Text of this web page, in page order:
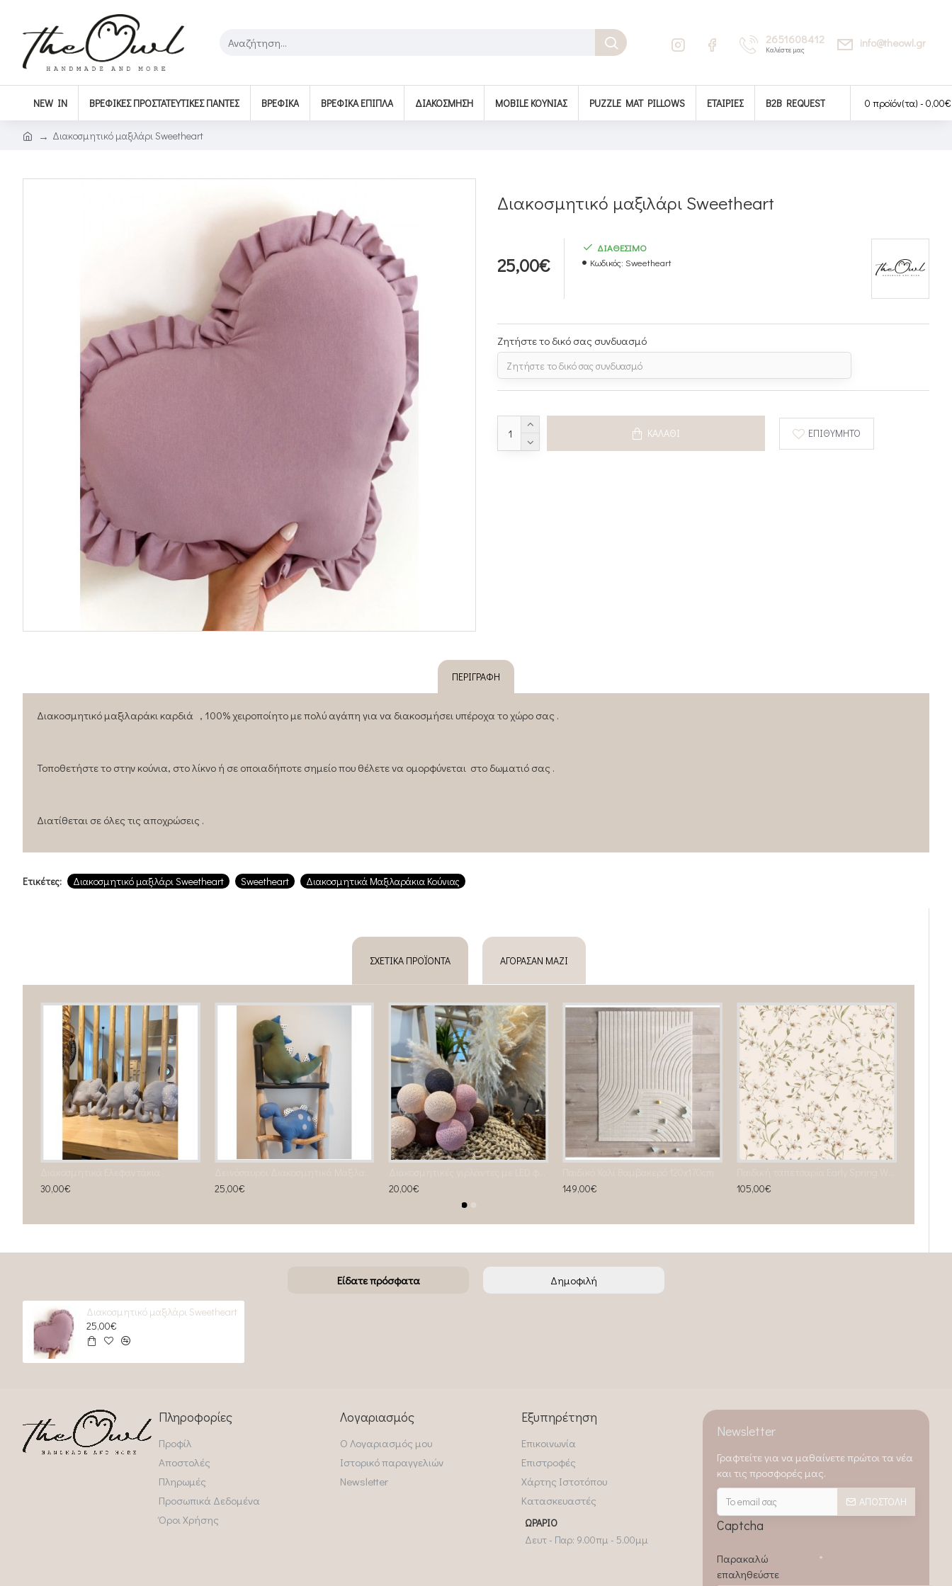
2651608412
Καλέστε μας
info@theowl.gr
NEW IN ΒΡΕΦΙΚΈΣ ΠΡΟΣΤΑΤΕΥΤΙΚΈΣ ΠΆΝΤΕΣ ΒΡΕΦΙΚΆ BΡΕΦΙΚΆ ΈΠΙΠΛΑ ΔΙΑΚΌΣΜΗΣΗ MOBILE ΚΟΎΝΙΑΣ PUZZLE MAT PILLOWS ΕΤΑΙΡΊΕΣ B2B REQUEST 0 προϊόν(τα) - 0,00€
Διακοσμητικό μαξιλάρι Sweetheart
Διακοσμητικό μαξιλάρι Sweetheart
25,00€
ΔΙΑΘΕΣΙΜΟ
Κωδικός: Sweetheart
Ζητήστε το δικό σας συνδυασμό
ΚΑΛΆΘΙ ΕΠΙΘΥΜΗΤΌ
ΠΕΡΙΓΡΑΦΉ
Διακοσμητικό μαξιλαράκι καρδιά , 100% χειροποίητο με πολύ αγάπη για να διακοσμήσει υπέροχα το χώρο σας .
Τοποθετήστε το στην κούνια, στο λίκνο ή σε οποιαδήποτε σημείο που θέλετε να ομορφύνεται στο δωματιό σας .
Διατίθεται σε όλες τις αποχρώσεις .
Ετικέτες: Διακοσμητικό μαξιλάρι Sweetheart Sweetheart Διακοσμητικά Μαξιλαράκια Κούνιας
ΣΧΕΤΙΚΆ ΠΡΟΪΌΝΤΑ ΑΓΌΡΑΣΑΝ ΜΑΖΊ
30,00€
25,00€
20,00€
149,00€
105,00€
Είδατε πρόσφατα Δημοφιλή
Διακοσμητικό μαξιλάρι Sweetheart
25,00€
Πληροφορίες
Προφίλ
Αποστολές
Πληρωμές
Προσωπικά Δεδομένα
Όροι Χρήσης
Λογαριασμός
Ο Λογαριασμός μου
Ιστορικό παραγγελιών
Newsletter
Εξυπηρέτηση
Επικοινωνία
Επιστροφές
Χάρτης Ιστοτόπου
Κατασκευαστές
ΩΡΆΡΙΟ
Δευτ - Παρ: 9.00πμ - 5.00μμ
Newsletter
Γραφτείτε για να μαθαίνετε πρώτοι τα νέα
και τις προσφορές μας.
ΑΠΟΣΤΟΛΉ
Captcha
Παρακαλώ
επαληθεύστε